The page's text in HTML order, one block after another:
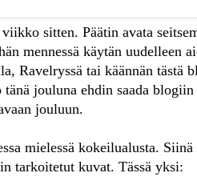
sitten. Päätin avata
mennessä käytän uudelleen
Ravelryssä tai käännän tästä
jouluna ehdin saada
jouluun.
mielessä kokeilualusta.
tarkoitetut kuvat. Tässä yksi: